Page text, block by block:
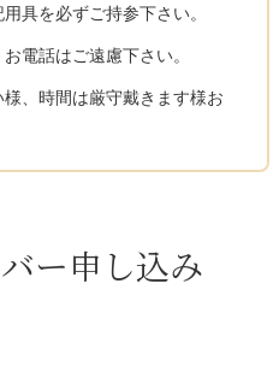
具を必ずご持参下さい。
電話はご遠慮下さい。
、時間は厳守戴きます様お
ー申し込み